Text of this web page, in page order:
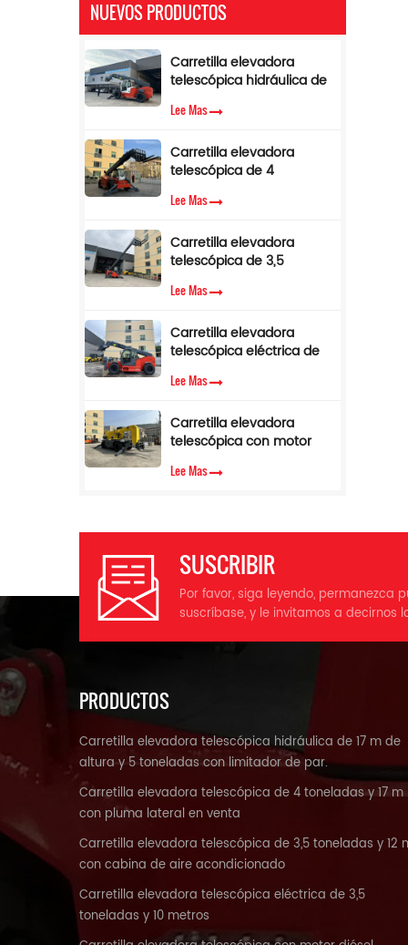
NUEVOS PRODUCTOS
Carretilla elevadora
telescópica hidráulica de
toneladas con limitador
Lee Mas
Carretilla elevadora
telescópica de 4
pluma lateral en venta
Lee Mas
Carretilla elevadora
telescópica de 3,5
cabina de aire
Lee Mas
Carretilla elevadora
telescópica eléctrica de
Lee Mas
Carretilla elevadora
telescópica con motor
3,5 toneladas y 7 m de
Lee Mas
SUSCRIBIR
Por favor, siga leyendo, permanezca
suscríbase, y le invitamos a decirnos
PRODUCTOS
Carretilla elevadora telescópica hidráulica de 17 m de
altura y 5 toneladas con limitador de par.
Carretilla elevadora telescópica de 4 toneladas y 17 m
con pluma lateral en venta
Carretilla elevadora telescópica de 3,5 toneladas y 12
con cabina de aire acondicionado
Carretilla elevadora telescópica eléctrica de 3,5
toneladas y 10 metros